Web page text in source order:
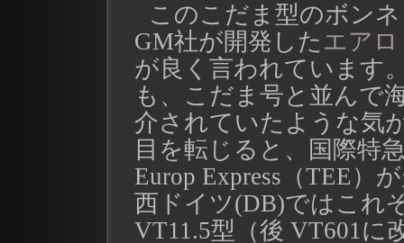
このこだま型のボン
GM社が開発した エア
が良く言われています
も、こだま号と並んで
介されていたような気
目を転じると、国際特
Europ Express（TEE）
西ドイツ(DB)ではこれ
VT11.5型（後 VT601に